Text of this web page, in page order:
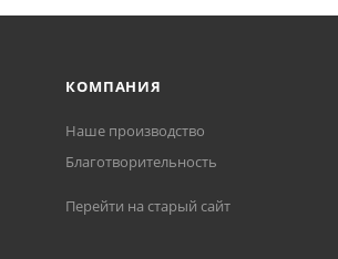
КОМПАНИЯ
Наше производство
Благотворительность
Перейти на старый сайт